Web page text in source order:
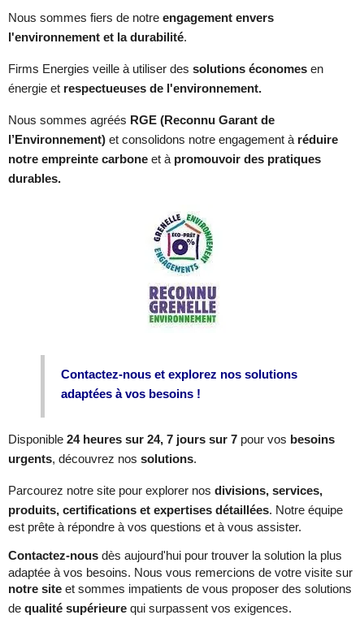
Nous sommes fiers de notre engagement envers
l'environnement et la durabilité.
Firms Energies veille à utiliser des solutions économes en
énergie et respectueuses de l'environnement.
Nous sommes agréés RGE (Reconnu Garant de
l’Environnement) et consolidons notre engagement à réduire
notre empreinte carbone et à promouvoir des pratiques
durables.
Contactez-nous et explorez nos solutions
adaptées à vos besoins !
Disponible 24 heures sur 24, 7 jours sur 7 pour vos besoins
urgents, découvrez nos solutions.
Parcourez notre site pour explorer nos divisions, services,
produits, certifications et expertises détaillées. Notre équipe
est prête à répondre à vos questions et à vous assister.
Contactez-nous dès aujourd'hui pour trouver la solution la plus
adaptée à vos besoins. Nous vous remercions de votre visite sur
notre site et sommes impatients de vous proposer des solutions
de qualité supérieure qui surpassent vos exigences.